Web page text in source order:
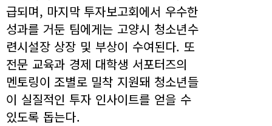
급되며, 마지막 투자보고회에서 우수한
성과를 거둔 팀에게는 고양시 청소년수
련시설장 상장 및 부상이 수여된다. 또
전문 교육과 경제 대학생 서포터즈의
멘토링이 조별로 밀착 지원돼 청소년들
이 실질적인 투자 인사이트를 얻을 수
있도록 돕는다.